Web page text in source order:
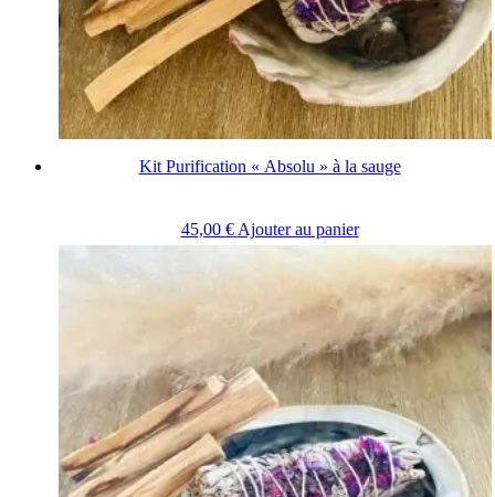
Kit Purification « Absolu » à la sauge
45,00 € Ajouter au panier